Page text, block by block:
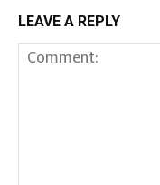
LEAVE A REPLY